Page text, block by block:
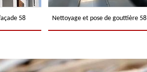
58 Nettoyage et pose de gouttière 58